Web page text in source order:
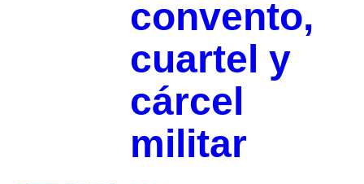
convento,
cuartel y
cárcel
militar